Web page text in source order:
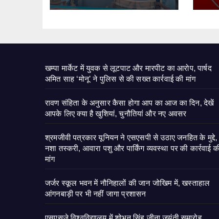
खम्पा मार्केट में युवक से लूटपाट और मारपीट का आरोप, पार्षद
अमित साह ‘मोनू’ ने पुलिस से की सख्त कार्रवाई की मांग
रावण संहिता के अनुसार कैसा होगा आप का आज का दिन, देखें
आपके लिए क्या है खुशियां, चुनौतियां और नए अवसर
श्रमजीवी पत्रकार यूनियन ने एसएसपी से उठाए जनहित के मुद्दे,
नशा तस्करी, आवारा पशु और पार्किंग व्यवस्था पर की कार्रवाई
मांग
जर्जर स्कूल भवन में नौनिहालों की जान जोखिम में, खस्ताहाल
आंगनबाड़ी पर भी नहीं जागा प्रशासन